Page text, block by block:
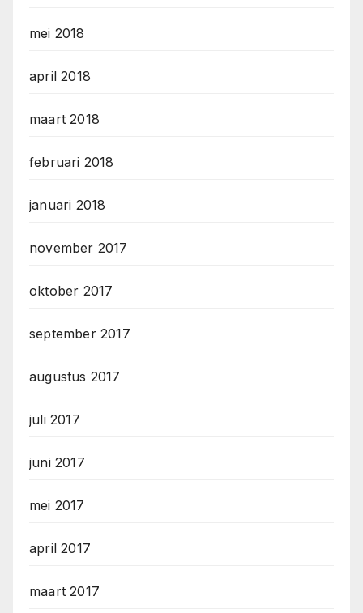
mei 2018
april 2018
maart 2018
februari 2018
januari 2018
november 2017
oktober 2017
september 2017
augustus 2017
juli 2017
juni 2017
mei 2017
april 2017
maart 2017